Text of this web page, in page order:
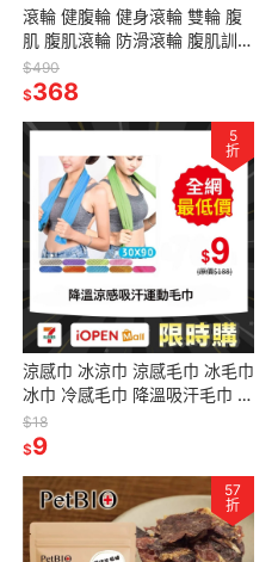
滾輪 健腹輪 健身滾輪 雙輪 腹
肌 腹肌滾輪 防滑滾輪 腹肌訓練
健身 運動 S5203 SUCCESS
成功
$490
$368
5
折
涼感巾 冰涼巾 涼感毛巾 冰毛巾
冰巾 冷感毛巾 降溫吸汗毛巾 降
溫 運動毛巾 魔術冰巾 冰涼
$18
$9
57
折